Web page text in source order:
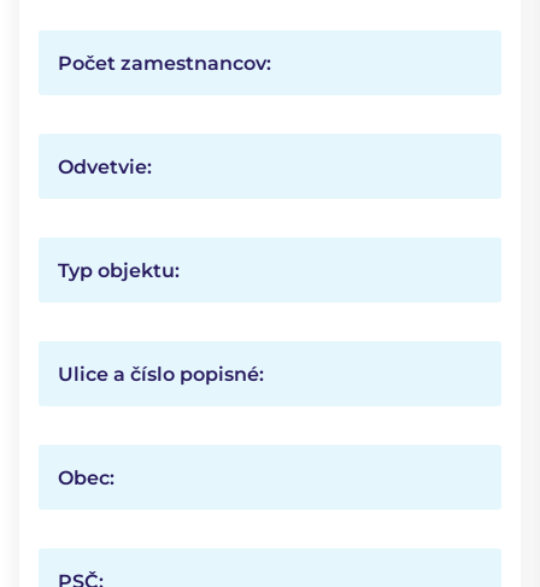
Počet zamestnancov:
Odvetvie:
Typ objektu:
Ulice a číslo popisné:
Obec:
PSČ: